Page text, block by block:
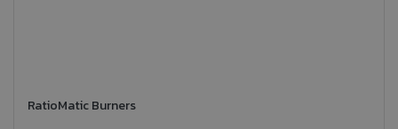
RatioMatic Burners